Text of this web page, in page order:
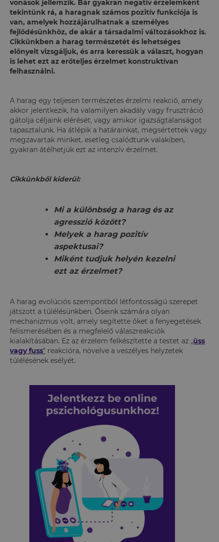
vonások jellemzik. Bár gyakran negatív érzelemként
tekintünk rá, a haragnak számos pozitív funkciója is
van, amelyek hozzájárulhatnak a személyes
fejlődésünkhöz, de akár a társadalmi változásokhoz is.
Cikkünkben a harag természetét és lehetséges
előnyeit vizsgáljuk, és arra keressük a választ, hogyan
is lehet ezt az erőteljes érzelmet konstruktívan
felhasználni.
A harag egy teljesen természetes érzelmi reakció, amely
akkor jelentkezik, ha valamilyen akadály vagy frusztráció
gátolja céljaink elérését, vagy amikor igazságtalanságot
tapasztalunk. Ha átlépik a határainkat, megsértettek vagy
megzavartak minket, esetleg csalódtunk valakiben,
gyakran átélhetjük ezt az intenzív érzelmet.
Cikkünkből kiderül:
Mi a különbség a harag és az
agresszió között?
Melyek a harag pozitív
aspektusai?
Miként tudjuk helyén kezelni
ezt az érzelmet?
A harag evolúciós szempontból létfontosságú szerepet
játszott a túlélésünkben. Őseink számára olyan
mechanizmus volt, amely segítette őket a fenyegetések
felismerésében és a megfelelő válaszreakciók
kialakításában. Ez az érzelem felkészítette a testet az „üss
vagy fuss" reakcióra, növelve a veszélyes helyzetek
túlélésének esélyét.